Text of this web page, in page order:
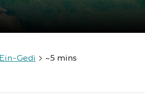
Ein-Gedi ~5 mins